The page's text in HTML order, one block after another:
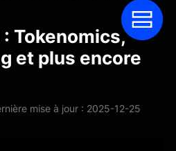
Tokenomics,
et plus encore
mise à jour : 2025-12-25